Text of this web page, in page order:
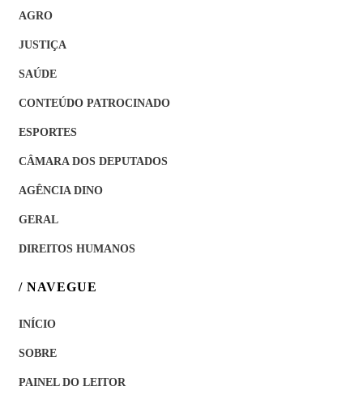
AGRO
JUSTIÇA
SAÚDE
CONTEÚDO PATROCINADO
ESPORTES
CÂMARA DOS DEPUTADOS
AGÊNCIA DINO
GERAL
DIREITOS HUMANOS
/ NAVEGUE
INÍCIO
SOBRE
PAINEL DO LEITOR